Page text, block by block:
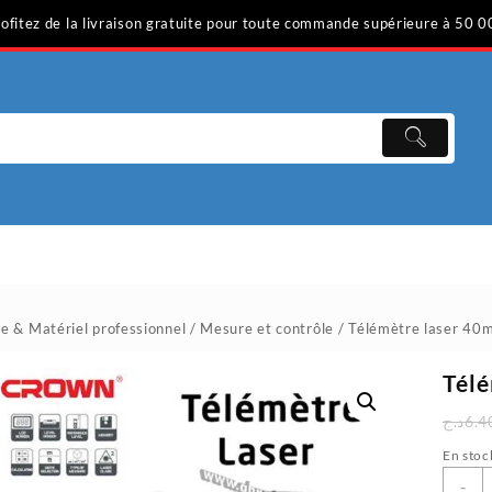
de la livraison gratuite pour toute commande supérieure à 50
& Matériel professionnel / Mesure et contrôle / Télémètre laser
د.ج
En
-